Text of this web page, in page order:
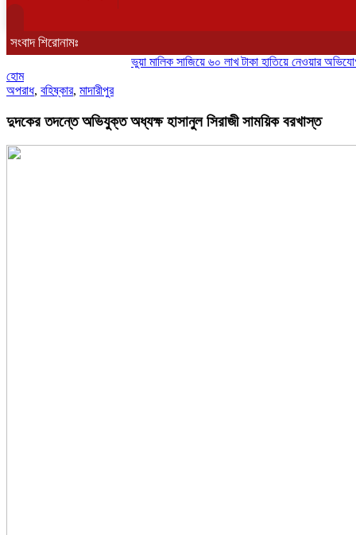
সংবাদ শিরোনামঃ
ভুয়া মালিক সাজিয়ে ৬০ লাখ টাকা হাতিয়ে নেওয়ার অভিযোগ, সংবাদ
হোম
অপরাধ, বহিষ্কার, মাদারীপুর
দুদকের তদন্তে অভিযুক্ত অধ্যক্ষ হাসানুল সিরাজী সাময়িক বরখাস্ত